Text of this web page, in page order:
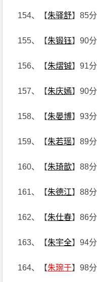
154、【朱驿舒】85分
155、【朱锻钰】90分
156、【朱熠铖】91分
157、【朱庆嫣】90分
158、【朱晏博】93分
159、【朱若瑶】89分
160、【朱琦歆】88分
161、【朱德江】88分
162、【朱仕春】86分
163、【朱宇全】94分
164、【朱琬于】98分